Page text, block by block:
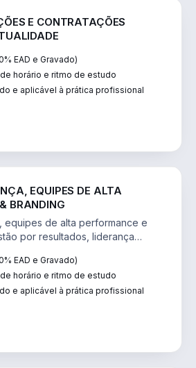
E CONTRATAÇÕES
EAD e Gravado)
horário e ritmo de estudo
e aplicável à prática profissional
EQUIPES DE ALTA
BRANDING
equipes de alta performance e
por resultados, liderança
EAD e Gravado)
horário e ritmo de estudo
e aplicável à prática profissional